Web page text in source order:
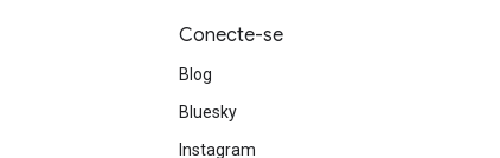
Conecte-se
Blog
Bluesky
Instagram